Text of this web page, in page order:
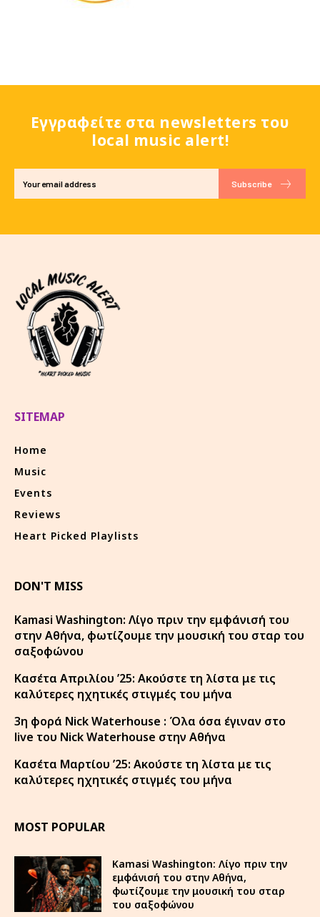
Εγγραφείτε στα newsletters του
local music alert!
Subscribe
SITEMAP
Home
Music
Events
Reviews
Heart Picked Playlists
DON'T MISS
Kamasi Washington: Λίγο πριν την εμφάνισή του
στην Αθήνα, φωτίζουμε την μουσική του σταρ του
σαξοφώνου
Κασέτα Απριλίου ’25: Ακούστε τη λίστα με τις
καλύτερες ηχητικές στιγμές του μήνα
3η φορά Nick Waterhouse : Όλα όσα έγιναν στο
live του Nick Waterhouse στην Αθήνα
Κασέτα Μαρτίου ’25: Ακούστε τη λίστα με τις
καλύτερες ηχητικές στιγμές του μήνα
MOST POPULAR
Kamasi Washington: Λίγο πριν την
εμφάνισή του στην Αθήνα,
φωτίζουμε την μουσική του σταρ
του σαξοφώνου